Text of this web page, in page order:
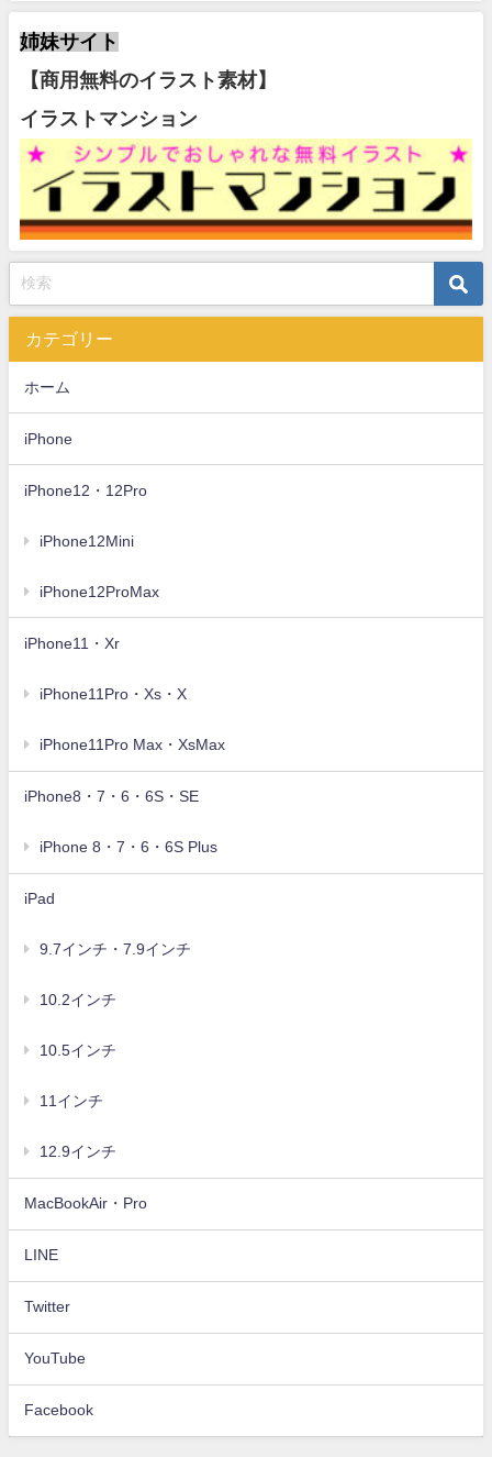
姉妹サイト
【商用無料のイラスト素材】
イラストマンション
カテゴリー
ホーム
iPhone
iPhone12・12Pro
iPhone12Mini
iPhone12ProMax
iPhone11・Xr
iPhone11Pro・Xs・X
iPhone11Pro Max・XsMax
iPhone8・7・6・6S・SE
iPhone 8・7・6・6S Plus
iPad
9.7インチ・7.9インチ
10.2インチ
10.5インチ
11インチ
12.9インチ
MacBookAir・Pro
LINE
Twitter
YouTube
Facebook